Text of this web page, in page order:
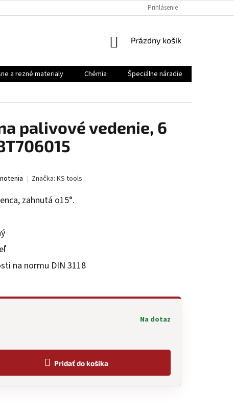
Prihlásenie
NÁKUPNÝ
Prázdny košík
a rezné materialy Chémia Špeciálne náradie
palivové vedenie, 6
Značka: KS tools
zahnutá o15°.
na normu DIN 3118
Na dotaz
Pridať do košíka